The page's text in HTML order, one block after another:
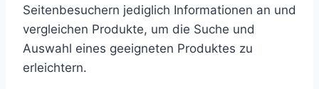
Seitenbesuchern jediglich Informationen an und
vergleichen Produkte, um die Suche und
Auswahl eines geeigneten Produktes zu
erleichtern.